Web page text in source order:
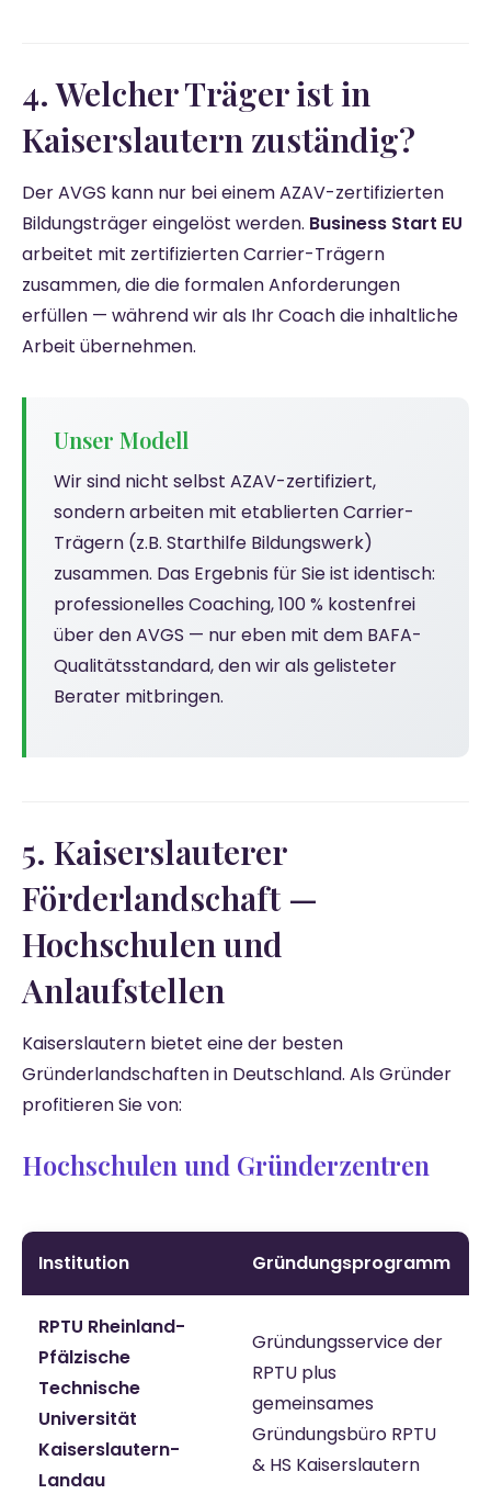
4. Welcher Träger ist in
Kaiserslautern zuständig?
Der AVGS kann nur bei einem AZAV-zertifizierten
Bildungsträger eingelöst werden. Business Start EU
arbeitet mit zertifizierten Carrier-Trägern
zusammen, die die formalen Anforderungen
erfüllen — während wir als Ihr Coach die inhaltliche
Arbeit übernehmen.
Unser Modell
Wir sind nicht selbst AZAV-zertifiziert,
sondern arbeiten mit etablierten Carrier-
Trägern (z.B. Starthilfe Bildungswerk)
zusammen. Das Ergebnis für Sie ist identisch:
professionelles Coaching, 100 % kostenfrei
über den AVGS — nur eben mit dem BAFA-
Qualitätsstandard, den wir als gelisteter
Berater mitbringen.
5. Kaiserslauterer
Förderlandschaft —
Hochschulen und
Anlaufstellen
Kaiserslautern bietet eine der besten
Gründerlandschaften in Deutschland. Als Gründer
profitieren Sie von:
Hochschulen und Gründerzentren
Institution Gründungsprogramm
RPTU Rheinland-
Pfälzische
Technische
Universität
Kaiserslautern-
Landau
Gründungsservice der
RPTU plus
gemeinsames
Gründungsbüro RPTU
& HS Kaiserslautern